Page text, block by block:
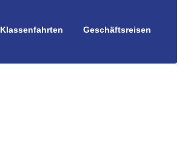
Klassenfahrten
Geschäftsreisen